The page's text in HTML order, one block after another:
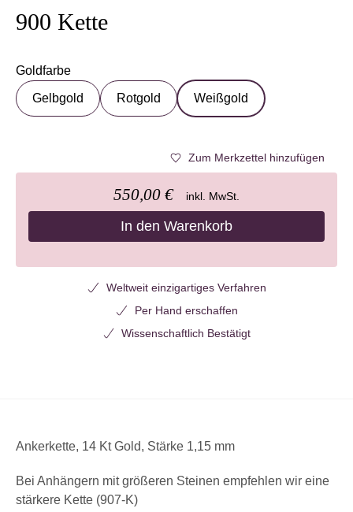
900 Kette
Goldfarbe
auswählen
Gelbgold
Rotgold Weißgold
Zum Merkzettel hinzufügen
550,00 € inkl. MwSt.
In den Warenkorb
Weltweit einzigartiges Verfahren
Per Hand erschaffen
Wissenschaftlich Bestätigt
Ankerkette, 14 Kt Gold, Stärke 1,15 mm
Bei Anhängern mit größeren Steinen empfehlen wir eine
stärkere Kette (907-K)